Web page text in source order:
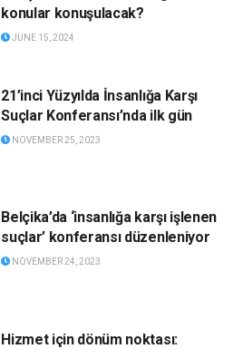
konular konuşulacak?
JUNE 15, 2024
21’inci Yüzyılda İnsanlığa Karşı
Suçlar Konferansı’nda ilk gün
NOVEMBER 25, 2023
Belçika’da ‘insanlığa karşı işlenen
suçlar’ konferansı düzenleniyor
NOVEMBER 24, 2023
Hizmet için dönüm noktası: